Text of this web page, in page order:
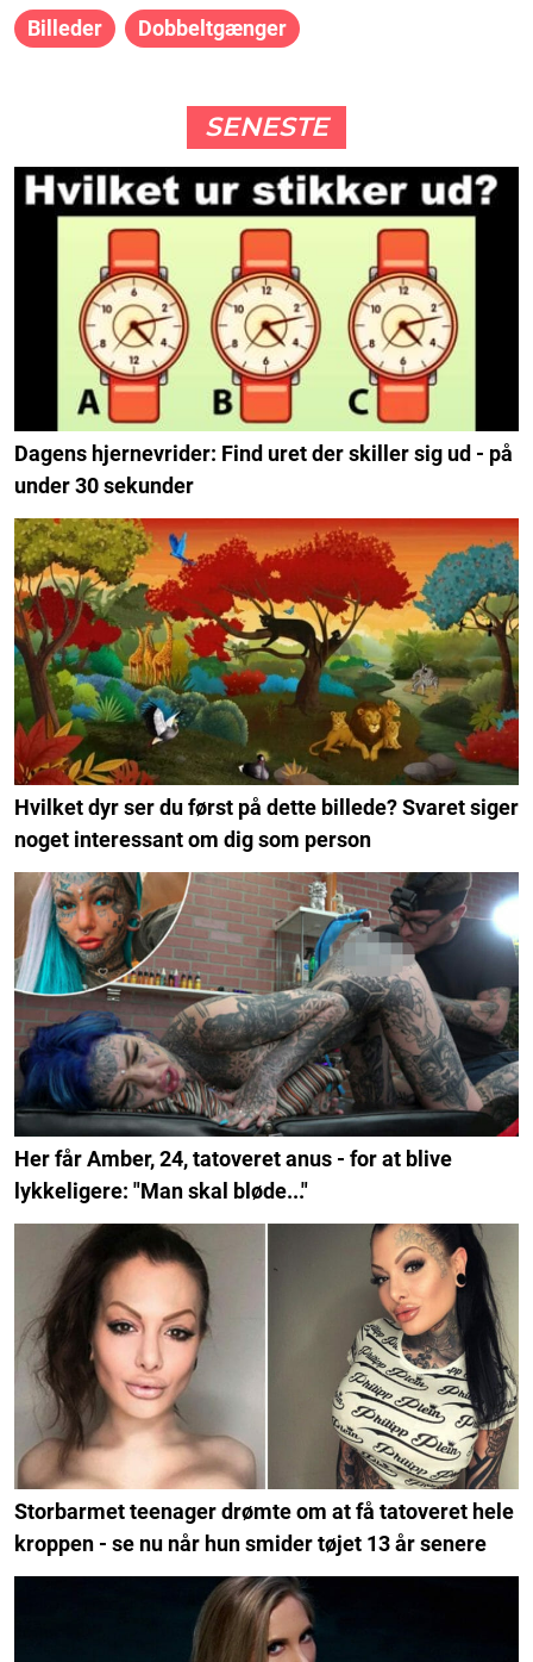
Billeder Dobbeltgænger
SENESTE
Dagens hjernevrider: Find uret der skiller sig ud - på
under 30 sekunder
Hvilket dyr ser du først på dette billede? Svaret siger
noget interessant om dig som person
Her får Amber, 24, tatoveret anus - for at blive
lykkeligere: "Man skal bløde..."
Storbarmet teenager drømte om at få tatoveret hele
kroppen - se nu når hun smider tøjet 13 år senere